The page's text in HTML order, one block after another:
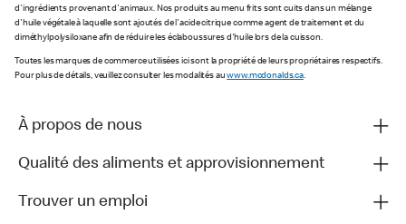
d'ingrédients provenant d'animaux. Nos produits au menu frits sont cuits dans un mélange
d'huile végétale à laquelle sont ajoutés de l'acide citrique comme agent de traitement et du
diméthylpolysiloxane afin de réduire les éclaboussures d'huile lors de la cuisson.
Toutes les marques de commerce utilisées ici sont la propriété de leurs propriétaires respectifs.
Pour plus de détails, veuillez consulter les modalités auwww.mcdonalds.ca.
À propos de nous
Qualité des aliments et approvisionnement
Trouver un emploi